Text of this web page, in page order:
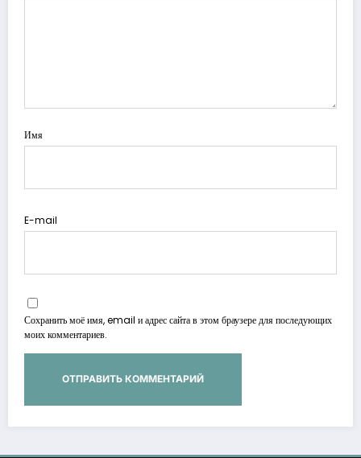
Имя
E-mail
Сохранить моё имя, email и адрес сайта в этом браузере для последующих
моих комментариев.